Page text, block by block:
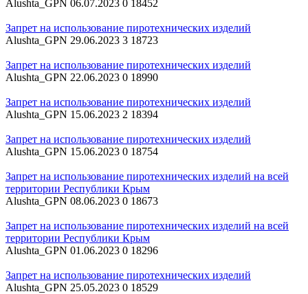
Alushta_GPN 06.07.2023 0 18452
Запрет на использование пиротехнических изделий
Alushta_GPN 29.06.2023 3 18723
Запрет на использование пиротехнических изделий
Alushta_GPN 22.06.2023 0 18990
Запрет на использование пиротехнических изделий
Alushta_GPN 15.06.2023 2 18394
Запрет на использование пиротехнических изделий
Alushta_GPN 15.06.2023 0 18754
Запрет на использование пиротехнических изделий на всей
территории Республики Крым
Alushta_GPN 08.06.2023 0 18673
Запрет на использование пиротехнических изделий на всей
территории Республики Крым
Alushta_GPN 01.06.2023 0 18296
Запрет на использование пиротехнических изделий
Alushta_GPN 25.05.2023 0 18529